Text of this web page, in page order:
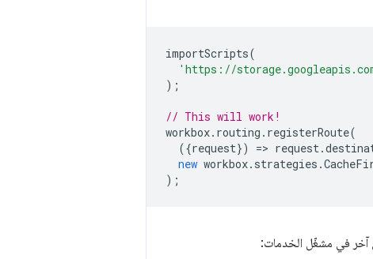
importScripts(
'https://
);
// This will work!
workbox. routing . registerRoute(
({request}) => request.
new workbox. strategies .
);
آخر في مشغّل الخدمات: